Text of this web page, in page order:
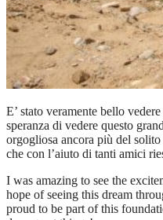
E’ stato veramente bello
speranza di vedere questo
orgogliosa ancora più del
che con l’aiuto di tanti amici
I was amazing to see the
hope of seeing this dream
proud to be part of this